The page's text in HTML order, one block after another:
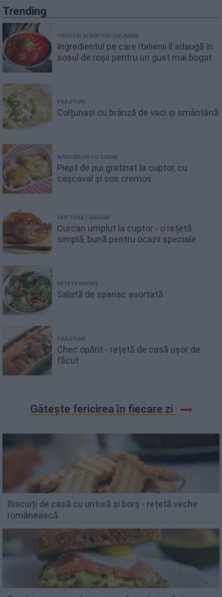
Trending
TRUCURI ȘI SFATURI CULINARE
Ingredientul pe care italienii îl adaugă în
sosul de roșii pentru un gust mai bogat
PRĂJITURI
Colțunași cu brânză de vaci și smântână
MÂNCĂRURI CU CARNE
Piept de pui gratinat la cuptor, cu
cașcaval și sos cremos
FRIPTURĂ / GRĂTAR
Curcan umplut la cuptor - o rețetă
simplă, bună pentru ocazii speciale
REȚETE RAPIDE
Salată de spanac asortată
PRĂJITURI
Chec opărit - rețetă de casă ușor de
făcut
Gătește fericirea în fiecare zi
Biscuiți de casă cu untură și borș - rețetă veche
românească